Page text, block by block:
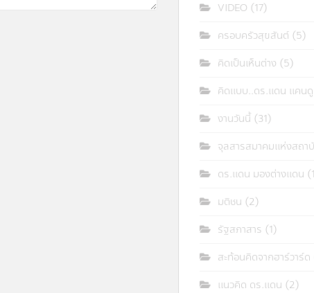
VIDEO (17)
ครอบครัวสุขสันต์ (5)
คิดเป็นเห็นต่าง (5)
คิดแบบ..ดร.แดน แคนดู
งานวันนี้ (31)
จุลสารสมาคมแห่งสถา
ดร.แดน มองต่างแดน
มติชน (2)
รัฐสภาสาร (1)
สะท้อนคิดจากฮาร์วาร์ด
แนวคิด ดร.แดน (2)